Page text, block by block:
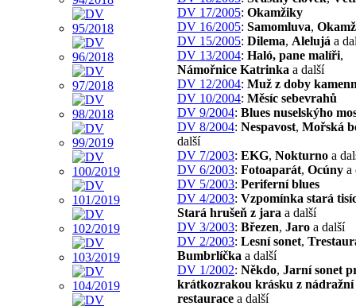
DV 17/2005: Okamžiky
DV 16/2005: Samomluva,
DV 15/2005: Dilema, Alelujá a
DV 13/2004: Haló, pane malíři,
Námořnice Katrinka a další
DV 12/2004: Muž z doby
DV 10/2004: Měsíc sebevrahů
DV 9/2004: Blues nuselskýho
DV 8/2004: Nespavost, Mořská
další
DV 7/2003: EKG, Nokturno a
DV 6/2003: Fotoaparát, Ocúny a
DV 5/2003: Periferní blues
DV 4/2003: Vzpomínka stará
Stará hrušeň z jara a další
DV 3/2003: Březen, Jaro a další
DV 2/2003: Lesní sonet,
Bumbrlíčka a další
DV 1/2002: Někdo, Jarní sonet
krátkozrakou krásku z nádražní
restaurace a další